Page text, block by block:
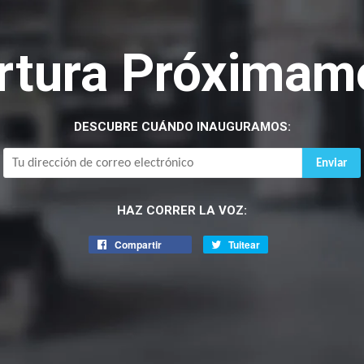
DESCUBRE CUÁNDO INAUGURAMOS:
Correo
Electrónico
HAZ CORRER LA VOZ:
Compartir Tuitear